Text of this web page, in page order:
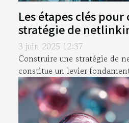
Les étapes clés
stratégie de
3 juin 2025 12:37
Construire une stratégie de
constitue un levier